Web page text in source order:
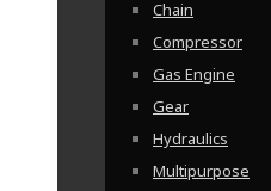
Chain
Compressor
Gas Engine
Gear
Hydraulics
Multipurpose